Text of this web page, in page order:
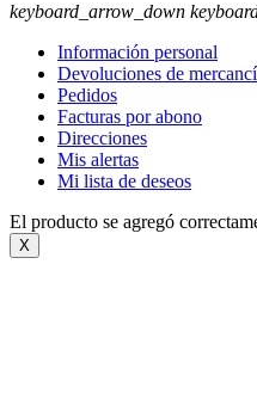
keyboard_arrow_down
Información personal
Devoluciones de
Pedidos
Facturas por abono
Direcciones
Mis alertas
Mi lista de deseos
El producto se agregó
X